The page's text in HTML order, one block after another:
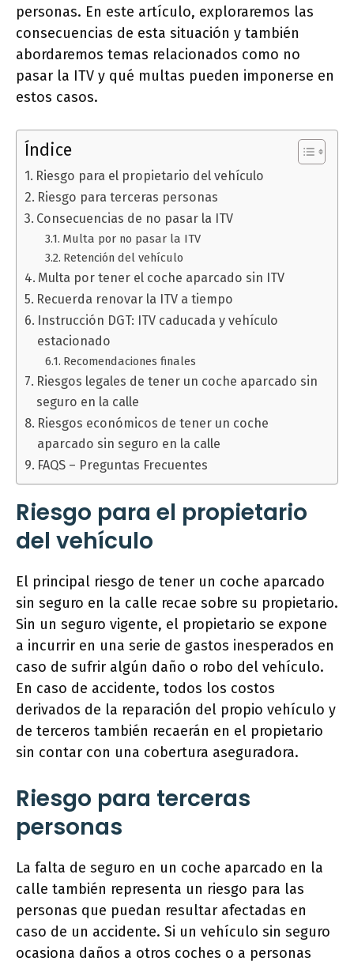
personas. En este artículo, exploraremos las
consecuencias de esta situación y también
abordaremos temas relacionados como no
pasar la ITV y qué multas pueden imponerse en
estos casos.
Índice
Riesgo para el propietario del vehículo
Riesgo para terceras personas
Consecuencias de no pasar la ITV
Multa por no pasar la ITV
Retención del vehículo
Multa por tener el coche aparcado sin ITV
Recuerda renovar la ITV a tiempo
Instrucción DGT: ITV caducada y vehículo
estacionado
Recomendaciones finales
Riesgos legales de tener un coche aparcado sin
seguro en la calle
Riesgos económicos de tener un coche
aparcado sin seguro en la calle
FAQS – Preguntas Frecuentes
Riesgo para el propietario
del vehículo
El principal riesgo de tener un coche aparcado
sin seguro en la calle recae sobre su propietario.
Sin un seguro vigente, el propietario se expone
a incurrir en una serie de gastos inesperados en
caso de sufrir algún daño o robo del vehículo.
En caso de accidente, todos los costos
derivados de la reparación del propio vehículo y
de terceros también recaerán en el propietario
sin contar con una cobertura aseguradora.
Riesgo para terceras
personas
La falta de seguro en un coche aparcado en la
calle también representa un riesgo para las
personas que puedan resultar afectadas en
caso de un accidente. Si un vehículo sin seguro
ocasiona daños a otros coches o a personas